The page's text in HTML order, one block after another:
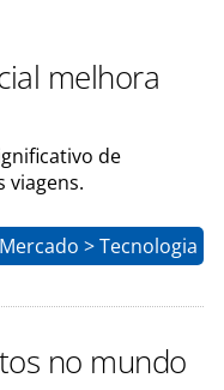
melhora
de
viagens.
Mercado > Tecnologia
no mundo